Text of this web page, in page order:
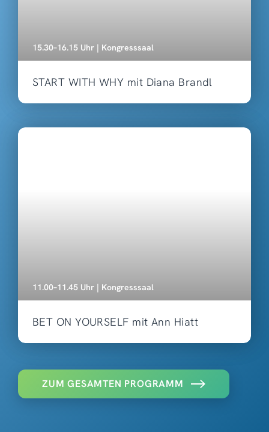
15.30–16.15 Uhr | Kongresssaal
START WITH WHY mit Diana Brandl
11.00–11.45 Uhr | Kongresssaal
BET ON YOURSELF mit Ann Hiatt
ZUM GESAMTEN PROGRAMM